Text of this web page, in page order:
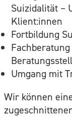
Suizidalität –
Klient:innen
Fortbildung
Umgang mit
Wir können